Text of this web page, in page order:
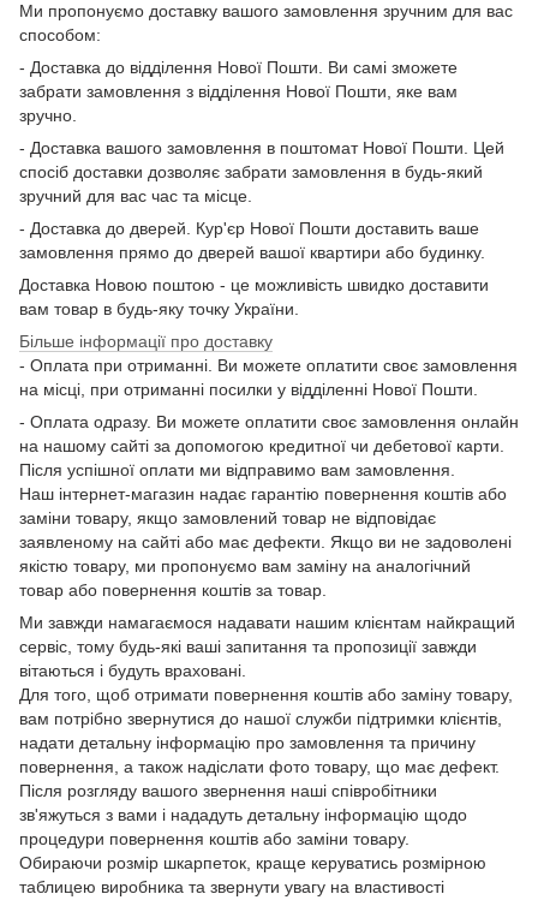
Ми пропонуємо доставку вашого замовлення зручним для вас
способом:
- Доставка до відділення Нової Пошти. Ви самі зможете
забрати замовлення з відділення Нової Пошти, яке вам
зручно.
- Доставка вашого замовлення в поштомат Нової Пошти. Цей
спосіб доставки дозволяє забрати замовлення в будь-який
зручний для вас час та місце.
- Доставка до дверей. Кур'єр Нової Пошти доставить ваше
замовлення прямо до дверей вашої квартири або будинку.
Доставка Новою поштою - це можливість швидко доставити
вам товар в будь-яку точку України.
Більше інформації про доставку
- Оплата при отриманні. Ви можете оплатити своє замовлення
на місці, при отриманні посилки у відділенні Нової Пошти.
- Оплата одразу. Ви можете оплатити своє замовлення онлайн
на нашому сайті за допомогою кредитної чи дебетової карти.
Після успішної оплати ми відправимо вам замовлення.
Наш інтернет-магазин надає гарантію повернення коштів або
заміни товару, якщо замовлений товар не відповідає
заявленому на сайті або має дефекти. Якщо ви не задоволені
якістю товару, ми пропонуємо вам заміну на аналогічний
товар або повернення коштів за товар.
Ми завжди намагаємося надавати нашим клієнтам найкращий
сервіс, тому будь-які ваші запитання та пропозиції завжди
вітаються і будуть враховані.
Для того, щоб отримати повернення коштів або заміну товару,
вам потрібно звернутися до нашої служби підтримки клієнтів,
надати детальну інформацію про замовлення та причину
повернення, а також надіслати фото товару, що має дефект.
Після розгляду вашого звернення наші співробітники
зв'яжуться з вами і нададуть детальну інформацію щодо
процедури повернення коштів або заміни товару.
Обираючи розмір шкарпеток, краще керуватись розмірною
таблицею виробника та звернути увагу на властивості